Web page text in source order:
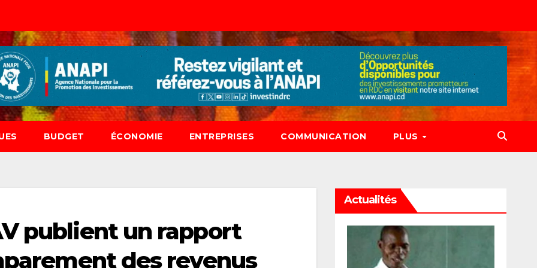
BUDGET ÉCONOMIE ENTREPRISES COMMUNICATION PLUS
publient un rapport
des revenus
Actualités